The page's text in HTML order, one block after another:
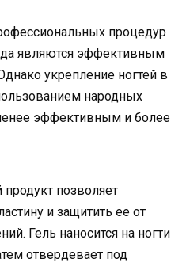
процедур
являются эффективным
укрепление ногтей в
народных
эффективным и более
позволяет
и защитить ее от
Гель наносится на ногти
отвердевает под